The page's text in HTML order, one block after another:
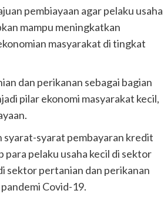
pembiayaan agar pelaku usaha
mampu meningkatkan
masyarakat di tingkat
dan perikanan sebagai bagian
pilar ekonomi masyarakat kecil,
syarat pembayaran kredit
pelaku usaha kecil di sektor
sektor pertanian dan perikanan
Covid-19.